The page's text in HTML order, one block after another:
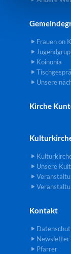
Frauen on
Koinonia
Unsere
Kirche
Unsere
Kontakt
Newsletter
Pfarrer